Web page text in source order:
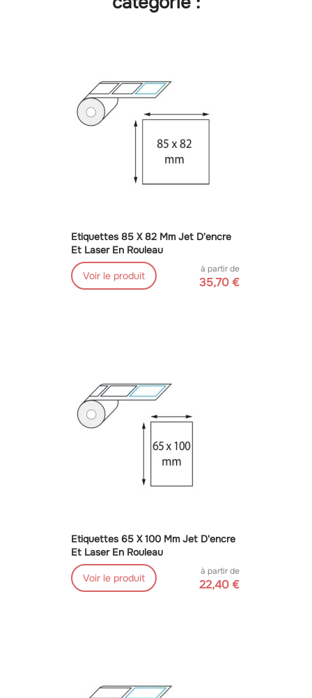
Etiquettes 85 X 82 Mm Jet D'encre
Et Laser En Rouleau
Voir le produit
à partir de
35,70 €
Etiquettes 65 X 100 Mm Jet D'encre
Et Laser En Rouleau
Voir le produit
à partir de
22,40 €